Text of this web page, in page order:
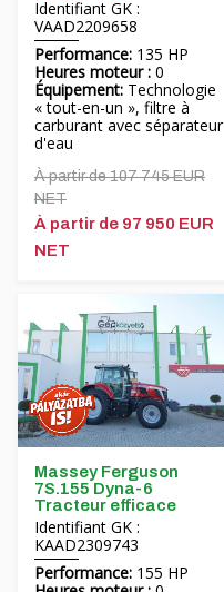
Identifiant GK :
VAAD2209658
Performance: 135 HP
Heures moteur : 0
Équipement: Technologie
« tout-en-un », filtre à
carburant avec séparateur
d'eau
À partir de 107 745 EUR
NET
À partir de 97 950 EUR
NET
Massey Ferguson
7S.155 Dyna-6
Tracteur efficace
Identifiant GK :
KAAD2309743
Performance: 155 HP